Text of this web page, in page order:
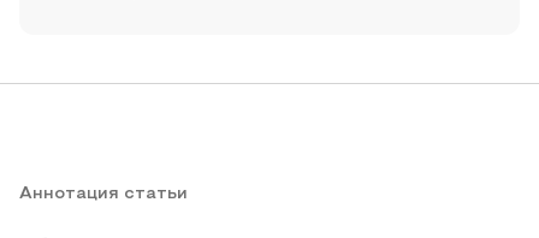
Аннотация статьи